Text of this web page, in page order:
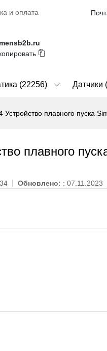
и оплата
(22256) Датчики
Устройство плавного пуска
плавного
Обновлено: : 07.11.2023